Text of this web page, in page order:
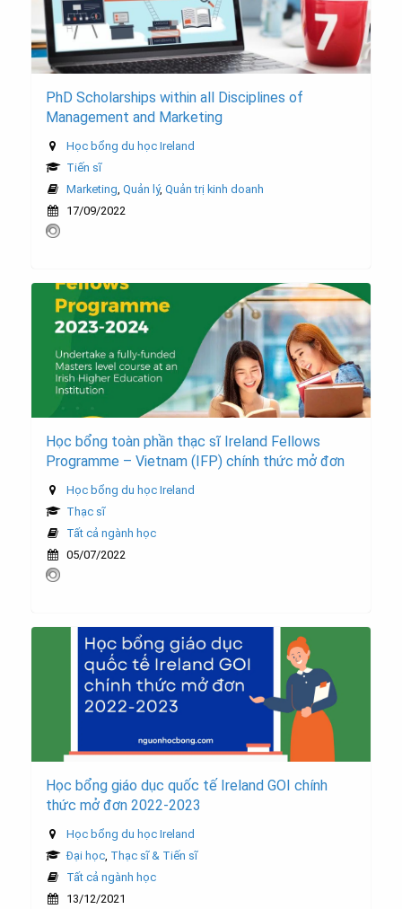
PhD Scholarships within all Disciplines of
Management and Marketing
Học bổng du học Ireland
Tiến sĩ
Marketing, Quản lý, Quản trị kinh doanh
17/09/2022
Học bổng toàn phần thạc sĩ Ireland Fellows
Programme – Vietnam (IFP) chính thức mở đơn
Học bổng du học Ireland
Thạc sĩ
Tất cả ngành học
05/07/2022
Học bổng giáo dục quốc tế Ireland GOI chính
thức mở đơn 2022-2023
Học bổng du học Ireland
Đại học Thạc sĩ & Tiến sĩ
Tất cả ngành học
13/12/2021